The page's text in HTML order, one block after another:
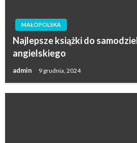
MAŁOPOLSKA
Najlepsze książki do
angielskiego
admin 9 grudnia, 2024